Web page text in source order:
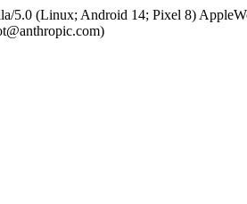
5.0 (Linux; Android 14; Pixel 8)